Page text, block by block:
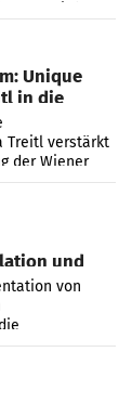
Unique
in die
Treitl verstärkt
der Wiener
Kalina und
und
von
und